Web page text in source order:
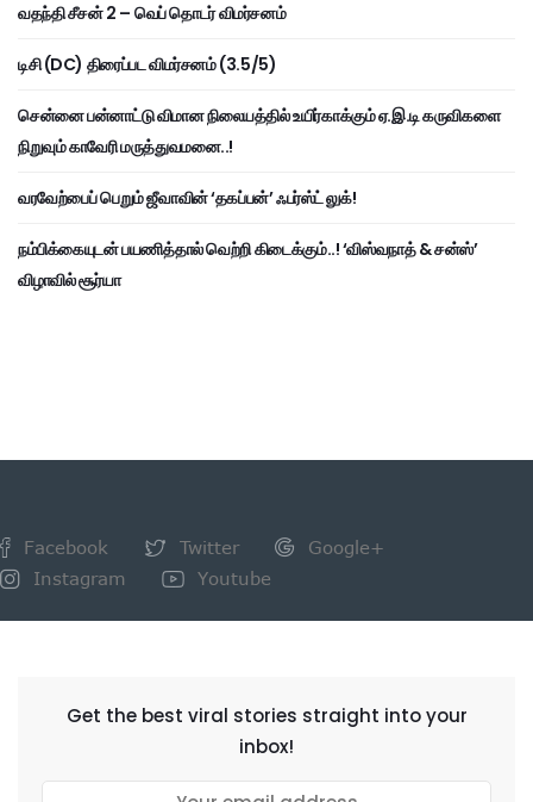
வதந்தி சீசன் 2 – வெப் தொடர் விமர்சனம்
டிசி (DC) திரைப்பட விமர்சனம் (3.5/5)
சென்னை பன்னாட்டு விமான நிலையத்தில் உயிர்காக்கும் ஏ.இ.டி கருவிகளை
நிறுவும் காவேரி மருத்துவமனை..!
வரவேற்பைப் பெறும் ஜீவாவின் ‘தகப்பன்’ ஃபர்ஸ்ட் லுக்!
நம்பிக்கையுடன் பயணித்தால் வெற்றி கிடைக்கும்..! ‘விஸ்வநாத் & சன்ஸ்’
விழாவில் சூர்யா
Facebook Twitter
Google+
Instagram
Youtube
Get the best viral stories straight into your
inbox!